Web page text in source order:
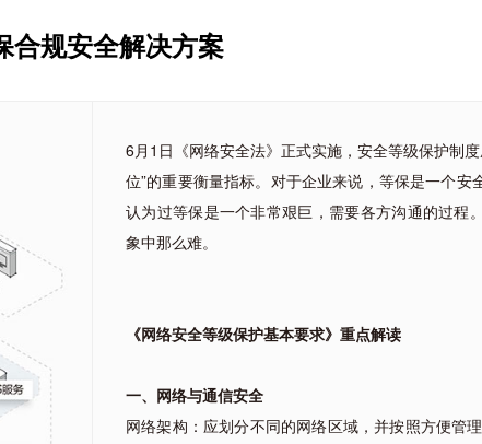
合规安全解决方案
6月1日《网络安全法》正式实施，安全等级保护制
位”的重要衡量指标。对于企业来说，等保是一个安
认为过等保是一个非常艰巨，需要各方沟通的过程
象中那么难。
《网络安全等级保护基本要求》重点解读
一、网络与通信安全
网络架构：应划分不同的网络区域，并按照方便管